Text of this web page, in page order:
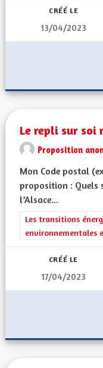
RÉGIONNALE
ET CULTURE
CRÉÉ LE
13/04/2023
de l'Alsace en
ENSEIGNÉ
DOIT ÊTRE ENSEIGNÉ
Le repli sur soi
Proposition
Mon Code postal
proposition : Quels
l’Alsace...
Filtrer les résultats
Les transitions
environnementales
CRÉÉ LE
17/04/2023